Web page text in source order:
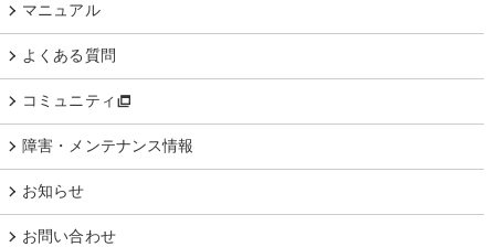
マニュアル
よくある質問
コミュニティ
障害・メンテナンス情報
お知らせ
お問い合わせ